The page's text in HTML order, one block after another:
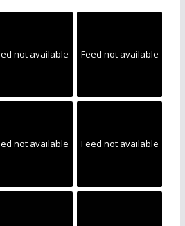
not available Feed not available
not available Feed not available